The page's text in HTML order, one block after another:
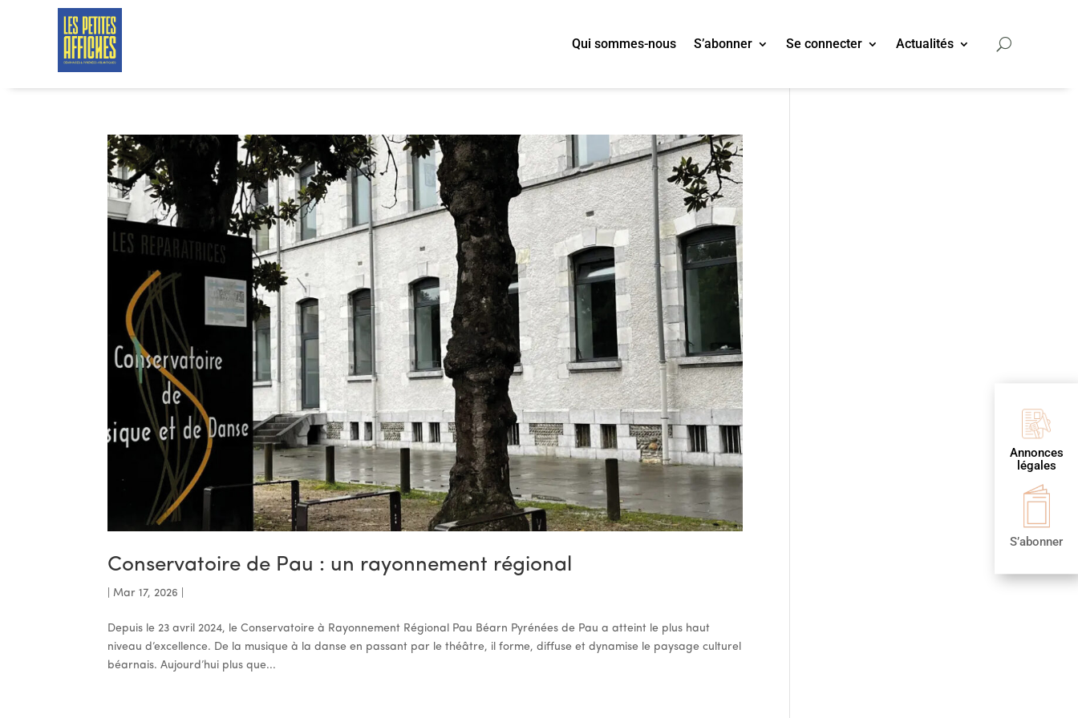
Qui sommes-nous S’abonner Se connecter Actualités
Annonces
légales
S’abonner
Conservatoire de Pau : un rayonnement régional
|Mar 17, 2026
Depuis le 23 avril 2024, le Conservatoire à Rayonnement Régional Pau Béarn Pyrénées de Pau a atteint le plus haut
niveau d’excellence. De la musique à la danse en passant par le théâtre, il forme, diffuse et dynamise le paysage culturel
béarnais. Aujourd’hui plus que...